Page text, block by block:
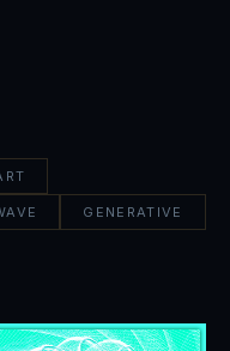
GENERATIVE